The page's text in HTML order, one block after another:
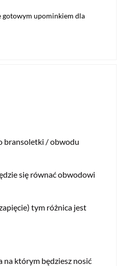
gotowym upominkiem dla
bransoletki / obwodu
się równać obwodowi
tym różnica jest
na którym będziesz nosić